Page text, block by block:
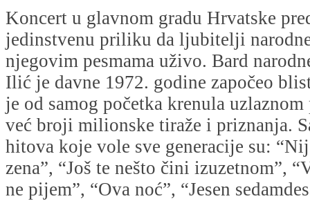
Koncert u glavnom gradu Hrvatske
jedinstvenu priliku da ljubitelji
njegovim pesmama uživo. Bard
Ilić je davne 1972. godine započeo
je od samog početka krenula
već broji milionske tiraže i priznanja.
hitova koje vole sve generacije su:
zena”, “Još te nešto čini izuzetnom”,
ne pijem”, “Ova noć”, “Jesen